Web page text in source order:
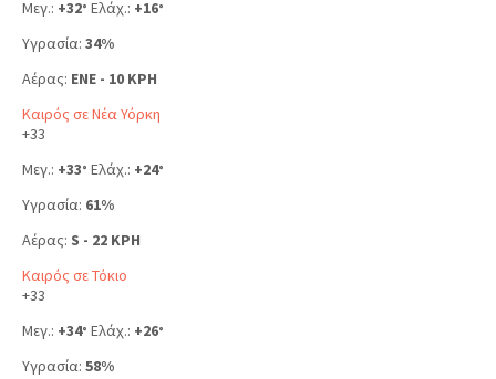
Μεγ.: +32° Ελάχ.: +16°
Υγρασία: 34%
Αέρας: ENE - 10 KPH
Καιρός σε Νέα Υόρκη
+33
Μεγ.: +33° Ελάχ.: +24°
Υγρασία: 61%
Αέρας: S - 22 KPH
Καιρός σε Τόκιο
+33
Μεγ.: +34° Ελάχ.: +26°
Υγρασία: 58%